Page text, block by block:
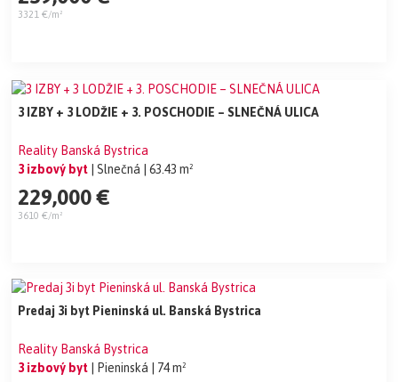
3321 €/m²
3 IZBY + 3 LODŽIE + 3. POSCHODIE – SLNEČNÁ ULICA
Reality Banská Bystrica
3 izbový byt
| Slnečná | 63.43 m²
229,000 €
3610 €/m²
Predaj 3i byt Pieninská ul. Banská Bystrica
Reality Banská Bystrica
3 izbový byt
| Pieninská | 74 m²